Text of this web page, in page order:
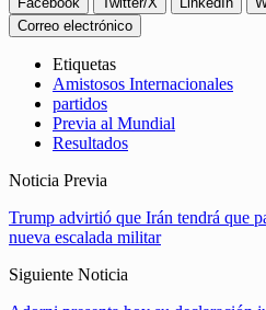
Correo electrónico
Etiquetas
Amistosos Internacionales
partidos
Previa al Mundial
Resultados
Noticia Previa
Trump advirtió que Irán tendrá que
nueva escalada militar
Siguiente Noticia